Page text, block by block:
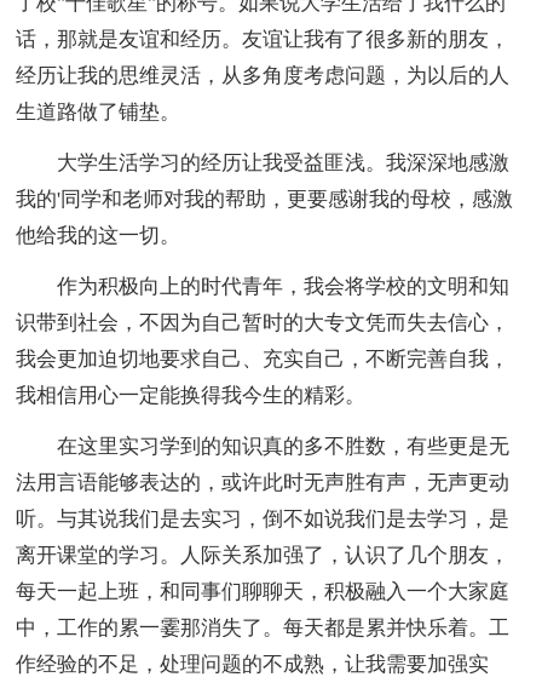
话，那就是友谊和经历。友谊让我有了很多新的朋友，
经历让我的思维灵活，从多角度考虑问题，为以后的人
生道路做了铺垫。
大学生活学习的经历让我受益匪浅。我深深地感激
我的'同学和老师对我的帮助，更要感谢我的母校，感激
他给我的这一切。
作为积极向上的时代青年，我会将学校的文明和知
识带到社会，不因为自己暂时的大专文凭而失去信心，
我会更加迫切地要求自己、充实自己，不断完善自我，
我相信用心一定能换得我今生的精彩。
在这里实习学到的知识真的多不胜数，有些更是无
法用言语能够表达的，或许此时无声胜有声，无声更动
听。与其说我们是去实习，倒不如说我们是去学习，是
离开课堂的学习。人际关系加强了，认识了几个朋友，
每天一起上班，和同事们聊聊天，积极融入一个大家庭
中，工作的累一霎那消失了。每天都是累并快乐着。工
作经验的不足，处理问题的不成熟，让我需要加强实